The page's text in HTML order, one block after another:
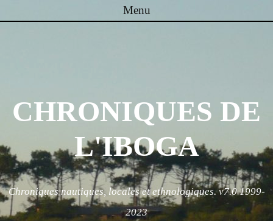
Menu
CHRONIQUES DE
L'IBOGA
Chroniques nautiques, locales et ethnologiques. v7.0 1999-
2023